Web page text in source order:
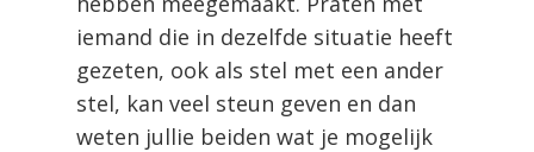
iemand die in dezelfde situatie heeft
gezeten, ook als stel met een ander
stel, kan veel steun geven en dan
weten jullie beiden wat je mogelijk